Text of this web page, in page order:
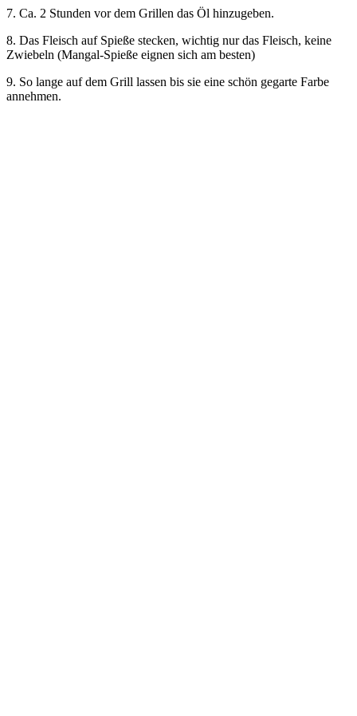
7. Ca. 2 Stunden vor dem Grillen das Öl hinzugeben.
8. Das Fleisch auf Spieße stecken, wichtig nur das Fleisch, keine
Zwiebeln (Mangal-Spieße eignen sich am besten)
9. So lange auf dem Grill lassen bis sie eine schön gegarte Farbe
annehmen.